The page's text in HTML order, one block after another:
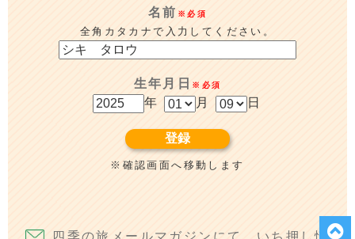
名前 ※必須
全角カタカナで入力してください。
生年月日 ※必須
年 月 日
※確認画面へ移動します
四季の旅メールマガジンにて、いち押し情